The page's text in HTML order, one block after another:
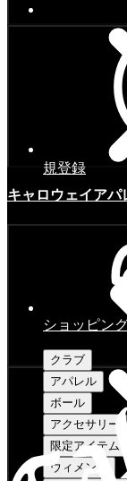
キャロウェイアパ
規登録
ショッピン
クラブ
アパレル
ボール
アクセサリー
限定アイテム
ウィメンズ